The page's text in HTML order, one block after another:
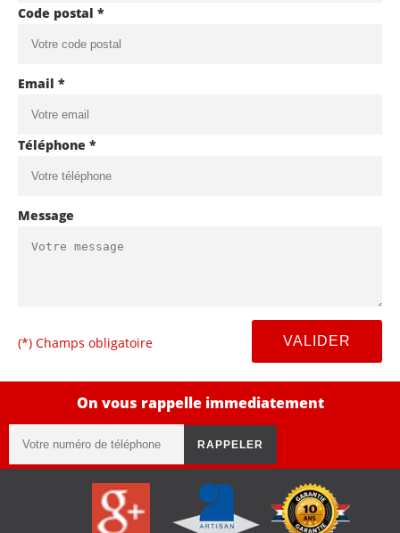
Code postal *
Email *
Téléphone *
Message
(*) Champs obligatoire
On vous rappelle immediatement